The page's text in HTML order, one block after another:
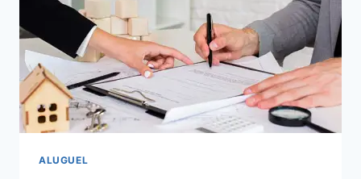
ALUGUEL